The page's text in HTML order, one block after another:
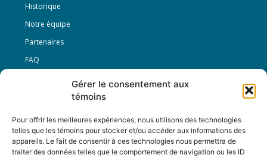
Gérer le consentement aux
témoins
Pour offrir les meilleures expériences, nous utilisons des technologies
telles que les témoins pour stocker et/ou accéder aux informations des
appareils. Le fait de consentir à ces technologies nous permettra de
traiter des données telles que le comportement de navigation ou les ID
Historique
Notre équipe
Partenaires
FAQ
Conditions générales
Nous Suivre